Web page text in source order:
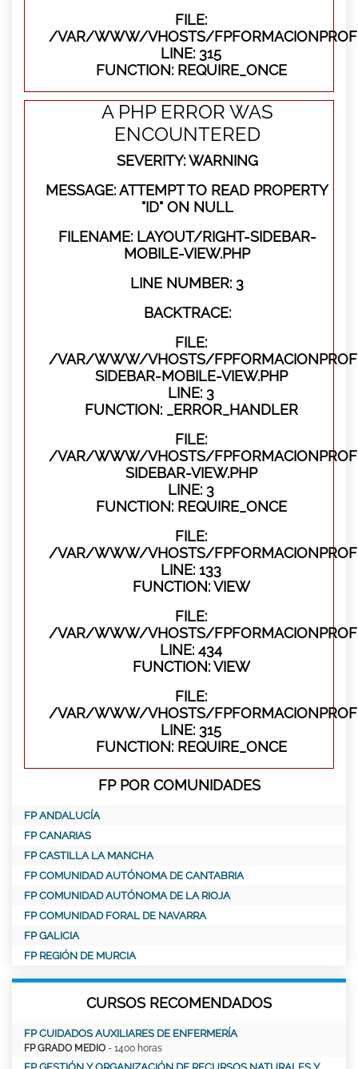
FILE:
/VAR/WWW/VHOSTS/
LINE: 315
FUNCTION: REQUIRE_ONCE
A PHP ERROR WAS
ENCOUNTERED
SEVERITY: WARNING
MESSAGE: ATTEMPT TO READ PROPERTY
"ID" ON NULL
FILENAME: LAYOUT/RIGHT-SIDEBAR-
MOBILE-VIEW.PHP
LINE NUMBER: 3
BACKTRACE:
FILE:
/VAR/WWW/VHOSTS/
SIDEBAR-MOBILE-VIEW.PHP
LINE: 3
FUNCTION: _ERROR_HANDLER
FILE:
/VAR/WWW/VHOSTS/
SIDEBAR-VIEW.PHP
LINE: 3
FUNCTION: REQUIRE_ONCE
FILE:
/VAR/WWW/VHOSTS/
LINE: 133
FUNCTION: VIEW
FILE:
/VAR/WWW/VHOSTS/
LINE: 434
FUNCTION: VIEW
FILE:
/VAR/WWW/VHOSTS/
LINE: 315
FUNCTION: REQUIRE_ONCE
FP POR COMUNIDADES
FP ANDALUCÍA
FP CANARIAS
FP CASTILLA LA MANCHA
FP COMUNIDAD AUTÓNOMA DE CANTABRIA
FP COMUNIDAD AUTÓNOMA DE LA RIOJA
FP COMUNIDAD FORAL DE NAVARRA
FP GALICIA
FP REGIÓN DE MURCIA
CURSOS RECOMENDADOS
FP CUIDADOS AUXILIARES DE ENFERMERÍA
FP GRADO MEDIO - 1400 horas